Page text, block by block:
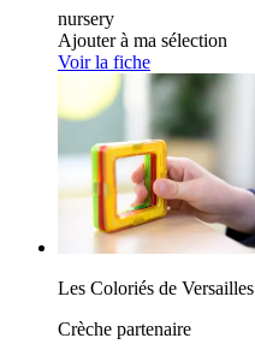
nursery
Ajouter à ma sélection
Voir la fiche
Les Coloriés de Versailles
Crèche partenaire